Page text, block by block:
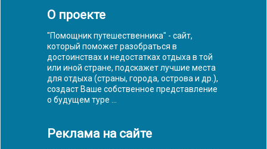
О проекте
"Помощник путешественника" - сайт,
который поможет разобраться в
достоинствах и недостатках отдыха в той
или иной стране, подскажет лучшие места
для отдыха (страны, города, острова и др.),
создаст Ваше собственное представление
о будущем туре ...
Реклама на сайте